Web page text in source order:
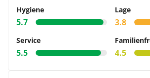
Hygiene
5.7
Lage
3.8
Service
5.5 4.5